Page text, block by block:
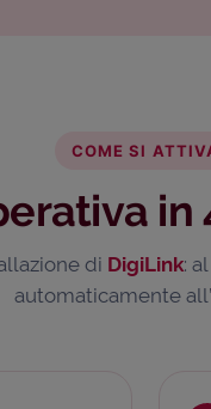
COME SI
in
di DigiLink:
automaticamente